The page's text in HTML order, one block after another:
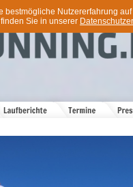
bestmögliche Nutzererfahrung
Sie in unserer